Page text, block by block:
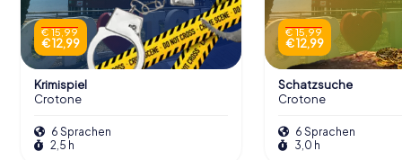
€ 15,99
€ 12,99
Krimispiel
Crotone
6 Sprachen
2,5 h
€ 15,99
€ 12,99
Schatzsuche
Crotone
6 Sprachen
3,0 h